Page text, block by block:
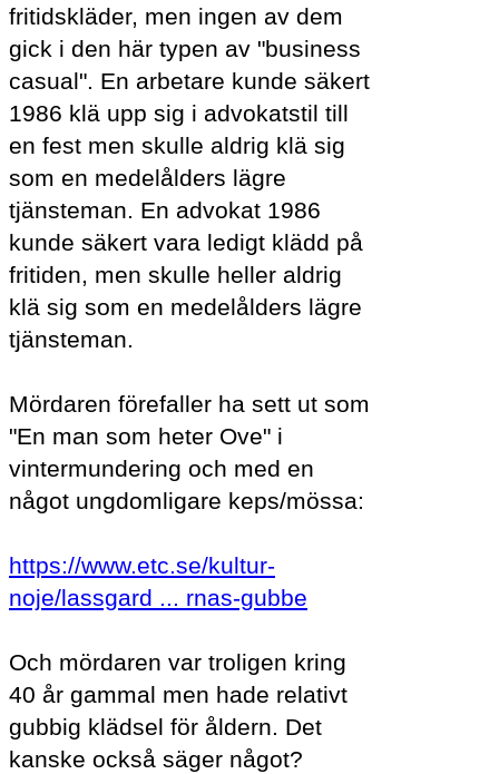
fritidskläder, men ingen av dem
gick i den här typen av "business
casual". En arbetare kunde säkert
1986 klä upp sig i advokatstil till
en fest men skulle aldrig klä sig
som en medelålders lägre
tjänsteman. En advokat 1986
kunde säkert vara ledigt klädd på
fritiden, men skulle heller aldrig
klä sig som en medelålders lägre
tjänsteman.
Mördaren förefaller ha sett ut som
"En man som heter Ove" i
vintermundering och med en
något ungdomligare keps/mössa:
https://www.etc.se/kultur-
noje/lassgard ... rnas-gubbe
Och mördaren var troligen kring
40 år gammal men hade relativt
gubbig klädsel för åldern. Det
kanske också säger något?